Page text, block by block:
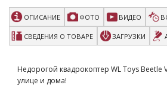
ОПИСАНИЕ ФОТО ВИДЕО
СВЕДЕНИЯ О ТОВАРЕ ЗАГРУЗКИ
Недорогой квадрокоптер WL Toys Beetle
улице и дома!